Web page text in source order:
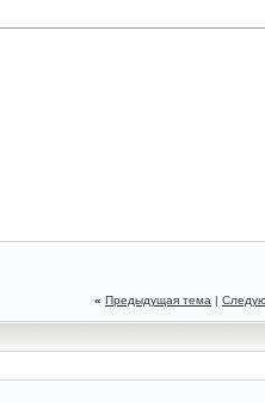
« Предыдущая тема |